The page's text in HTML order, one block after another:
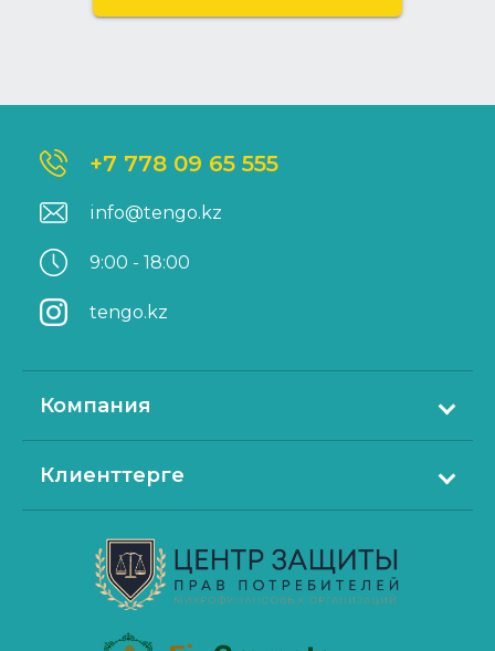
+7 778 09 65 555
info@tengo.kz
9:00 - 18:00
tengo.kz
Компания
Байланыстар
Баспасөз релиз
Клиенттерге
Несиені қалай өтеуге болады
Құжаттар